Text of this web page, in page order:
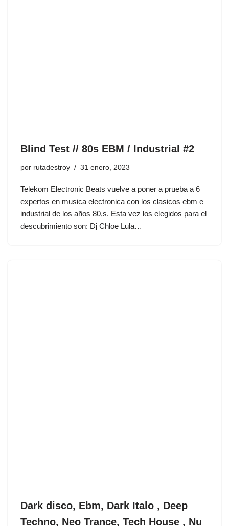
Blind Test // 80s EBM / Industrial #2
por rutadestroy 31 enero, 2023
Telekom Electronic Beats vuelve a poner a prueba a 6
expertos en musica electronica con los clasicos ebm e
industrial de los años 80,s. Esta vez los elegidos para el
descubrimiento son: Dj Chloe Lula…
Dark disco, Ebm, Dark Italo , Deep
Techno, Neo Trance, Tech House , Nu